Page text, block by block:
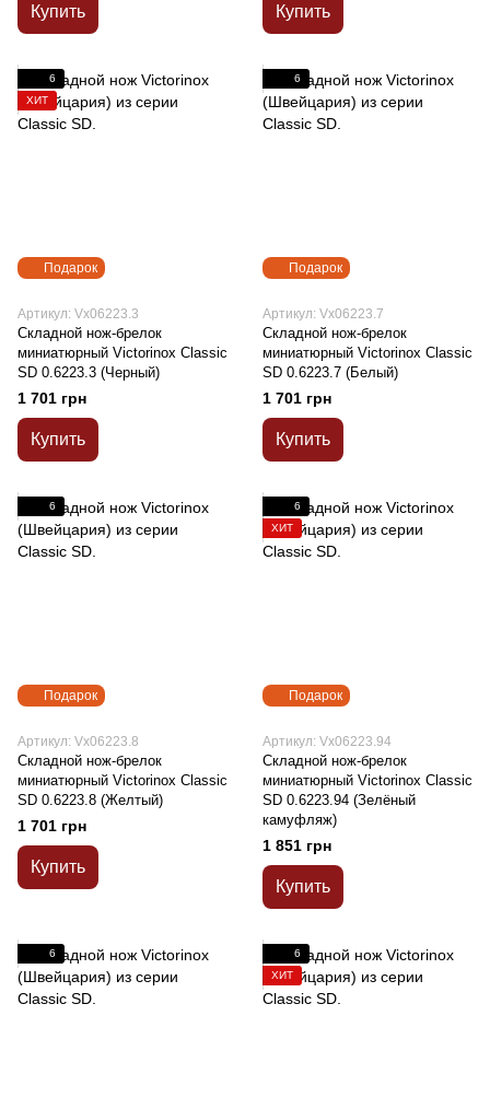
Купить Купить
Подарок
6
ХИТ
Артикул: Vx06223.3
Складной нож-брелок
миниатюрный Victorinox Classic
SD 0.6223.3 (Черный)
1 701 грн
Купить
Подарок
6
Артикул: Vx06223.7
Складной нож-брелок
миниатюрный Victorinox Classic
SD 0.6223.7 (Белый)
1 701 грн
Купить
Подарок
6
Артикул: Vx06223.8
Складной нож-брелок
миниатюрный Victorinox Classic
SD 0.6223.8 (Желтый)
1 701 грн
Купить
Подарок
6
ХИТ
Артикул: Vx06223.94
Складной нож-брелок
миниатюрный Victorinox Classic
SD 0.6223.94 (Зелёный
камуфляж)
1 851 грн
Купить
6
6
ХИТ